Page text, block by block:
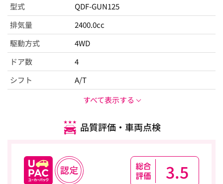
型式
QDF-GUN125
排気量
2400.0cc
駆動方式
4WD
ドア数
4
シフト
A/T
すべて表示する
品質評価・車両点検
3.5